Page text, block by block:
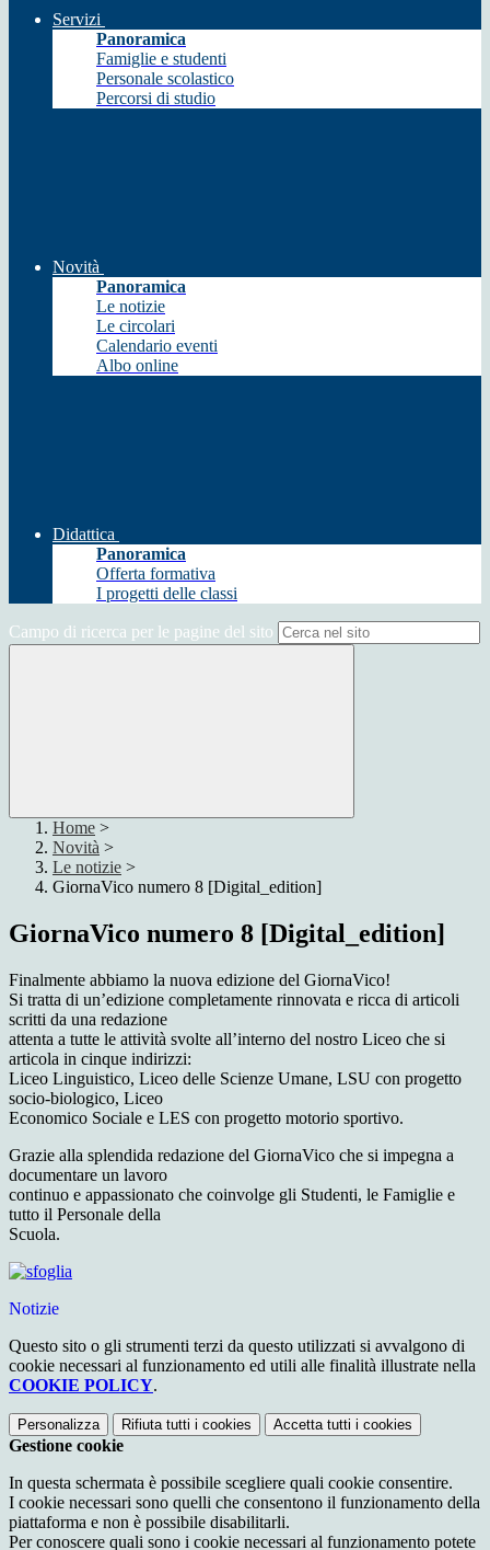
Servizi
Panoramica
Famiglie e studenti
Personale scolastico
Percorsi di studio
Novità
Panoramica
Le notizie
Le circolari
Calendario eventi
Albo online
Didattica
Panoramica
Offerta formativa
I progetti delle classi
Campo di ricerca per le pagine del sito
Home >
Novità >
Le notizie >
GiornaVico numero 8 [Digital_edition]
GiornaVico numero 8 [Digital_edition]
Finalmente abbiamo la nuova edizione del GiornaVico!
Si tratta di un’edizione completamente rinnovata e ricca di articoli
scritti da una redazione
attenta a tutte le attività svolte all’interno del nostro Liceo che si
articola in cinque indirizzi:
Liceo Linguistico, Liceo delle Scienze Umane, LSU con progetto
socio-biologico, Liceo
Economico Sociale e LES con progetto motorio sportivo.
Grazie alla splendida redazione del GiornaVico che si impegna a
documentare un lavoro
continuo e appassionato che coinvolge gli Studenti, le Famiglie e
tutto il Personale della
Scuola.
Notizie
Questo sito o gli strumenti terzi da questo utilizzati si avvalgono di
cookie necessari al funzionamento ed utili alle finalità illustrate nella
COOKIE POLICY.
Personalizza Rifiuta tutti i cookies Accetta tutti i cookies
Gestione cookie
In questa schermata è possibile scegliere quali cookie consentire.
I cookie necessari sono quelli che consentono il funzionamento della
piattaforma e non è possibile disabilitarli.
Per conoscere quali sono i cookie necessari al funzionamento potete